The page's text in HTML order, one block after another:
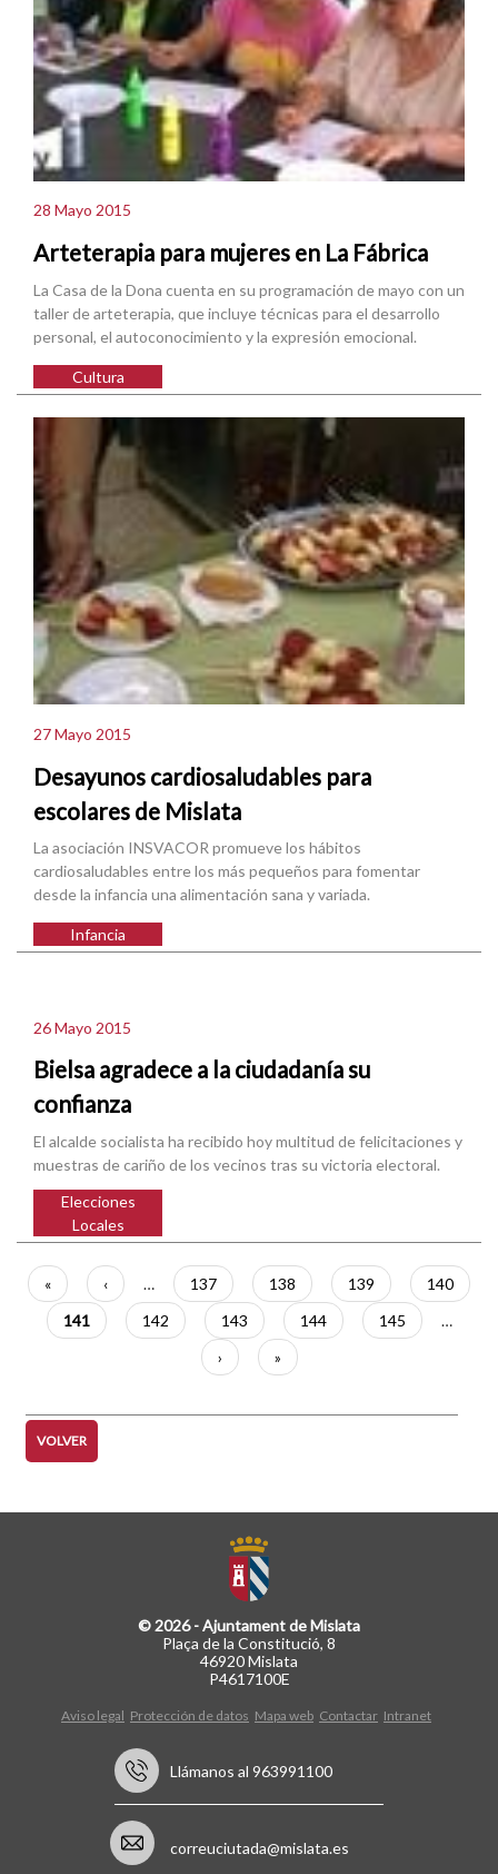
28 Mayo 2015
Arteterapia para mujeres en La Fábrica
La Casa de la Dona cuenta en su programación de mayo con un
taller de arteterapia, que incluye técnicas para el desarrollo
personal, el autoconocimiento y la expresión emocional.
Cultura
27 Mayo 2015
Desayunos cardiosaludables para
escolares de Mislata
La asociación INSVACOR promueve los hábitos
cardiosaludables entre los más pequeños para fomentar
desde la infancia una alimentación sana y variada.
Infancia
26 Mayo 2015
Bielsa agradece a la ciudadanía su
confianza
El alcalde socialista ha recibido hoy multitud de felicitaciones y
muestras de cariño de los vecinos tras su victoria electoral.
Elecciones
Locales
Paginación
Primera
página
«
Página
anterior
‹ … Página
137 Página
138 Página
139 Página
140
Página
actual
141 Página
142 Página
143 Página
144 Página
145
…
Siguiente
página
›
Última
página
»
VOLVER
© 2026 - Ajuntament de Mislata
Plaça de la Constitució, 8
46920 Mislata
P4617100E
Aviso legal Protección de datos Mapa web Contactar Intranet
Llámanos al 963991100
correuciutada@mislata.es